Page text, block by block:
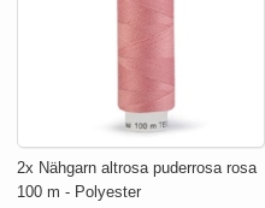
2x Nähgarn altrosa puderrosa rosa
100 m - Polyester